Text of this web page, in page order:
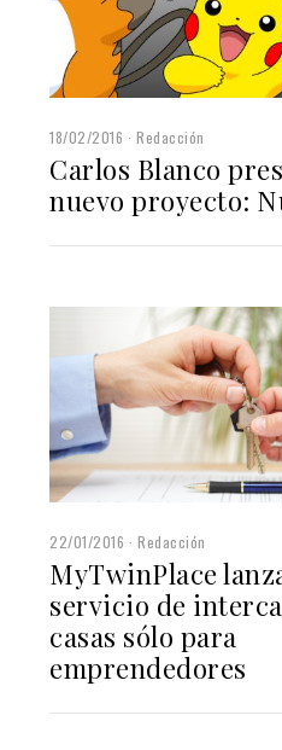
18/02/2016 Redacción
Carlos Blanco
nuevo proyecto:
22/01/2016 Redacción
MyTwinPlace
servicio de
casas sólo para
emprendedores